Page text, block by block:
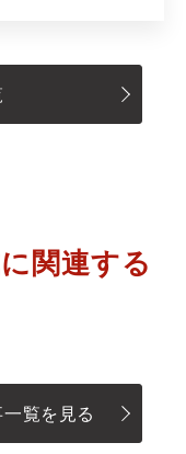
関連する
覧を見る